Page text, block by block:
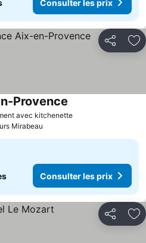
Consulter les prix
Partager
avec kitchenette
Provence
Mirabeau
Consulter les prix
Partager